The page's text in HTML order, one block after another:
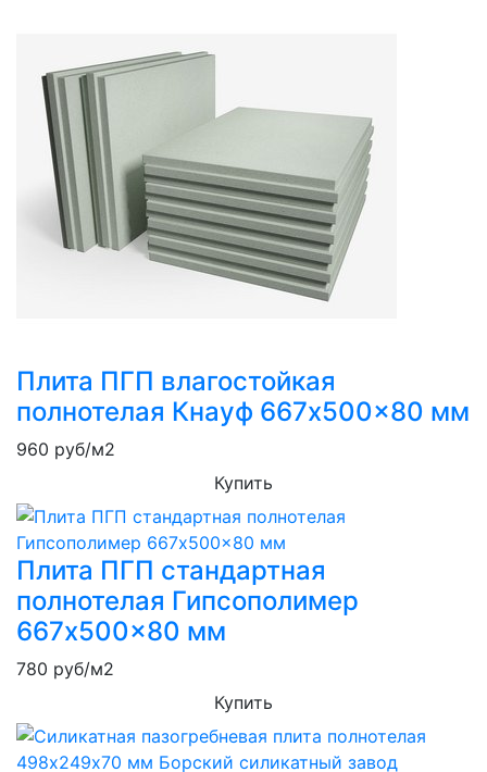
Плита ПГП влагостойкая
полнотелая Кнауф 667x500x80 мм
960 руб/м2
Купить
Плита ПГП стандартная
полнотелая Гипсополимер
667x500x80 мм
780 руб/м2
Купить